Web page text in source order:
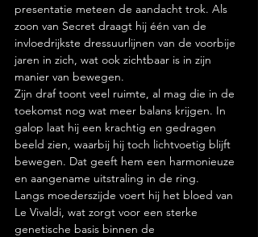
presentatie meteen de aandacht trok. Als
zoon van Secret draagt hij één van de
invloedrijkste dressuurlijnen van de voorbije
jaren in zich, wat ook zichtbaar is in zijn
manier van bewegen.
Zijn draf toont veel ruimte, al mag die in de
toekomst nog wat meer balans krijgen. In
galop laat hij een krachtig en gedragen
beeld zien, waarbij hij toch lichtvoetig blijft
bewegen. Dat geeft hem een harmonieuze
en aangename uitstraling in de ring.
Langs moederszijde voert hij het bloed van
Le Vivaldi, wat zorgt voor een sterke
genetische basis binnen de